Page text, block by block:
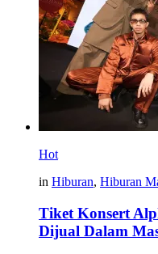
Hot
in Hiburan, Hiburan
Tiket Konsert
Dijual Dalam